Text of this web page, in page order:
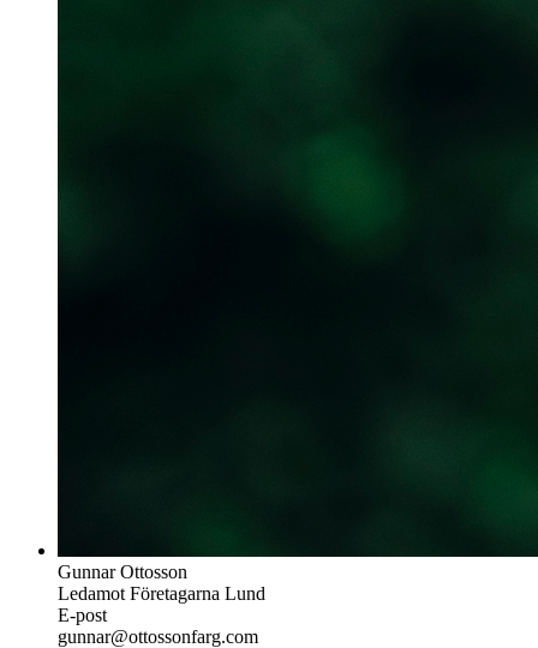
Gunnar Ottosson
Ledamot Företagarna Lund
E-post
gunnar@ottossonfarg.com